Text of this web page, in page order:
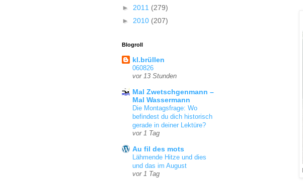
► 2011 (279)
► 2010 (207)
Blogroll
kl.brüllen
060826
vor 13 Stunden
Mal Zwetschgenmann –
Mal Wassermann
Die Montagsfrage: Wo
befindest du dich historisch
gerade in deiner Lektüre?
vor 1 Tag
Au fil des mots
Lähmende Hitze und dies
und das im August
vor 1 Tag